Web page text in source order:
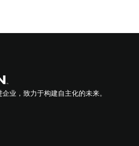
业，致力于构建自主化的未来。